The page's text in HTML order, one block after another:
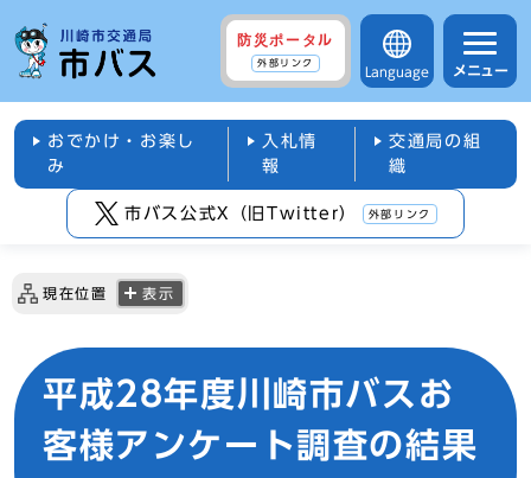
防災ポータル
外部リンク
Language メニュー
おでかけ・お楽し
み
入札情
報
交通局の組
織
市バス公式X（旧Twitter） 外部リンク
現在位置 表示
平成28年度川崎市バスお
客様アンケート調査の結果